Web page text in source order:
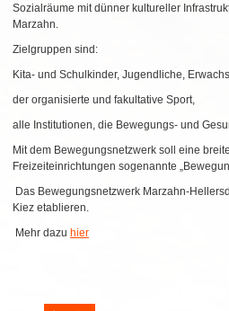
Sozialräume mit dünner kultureller
Marzahn.
Zielgruppen sind:
Kita- und Schulkinder, Jugendliche,
der organisierte und fakultative Sport,
alle Institutionen, die Bewegungs- und
Mit dem Bewegungsnetzwerk soll eine
Freizeiteinrichtungen sogenannte
Das Bewegungsnetzwerk Marzahn-
Kiez etablieren.
Mehr dazu hier